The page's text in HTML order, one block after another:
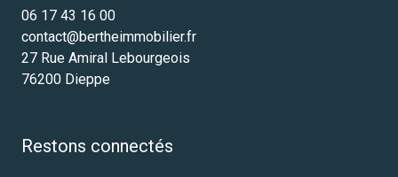
06 17 43 16 00
contact@bertheimmobilier.fr
27 Rue Amiral Lebourgeois
76200 Dieppe
Restons connectés